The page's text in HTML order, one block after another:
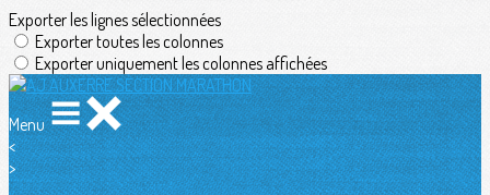
Exporter les lignes sélectionnées
Exporter toutes les colonnes
Exporter uniquement les colonnes affichées
Menu
<
>